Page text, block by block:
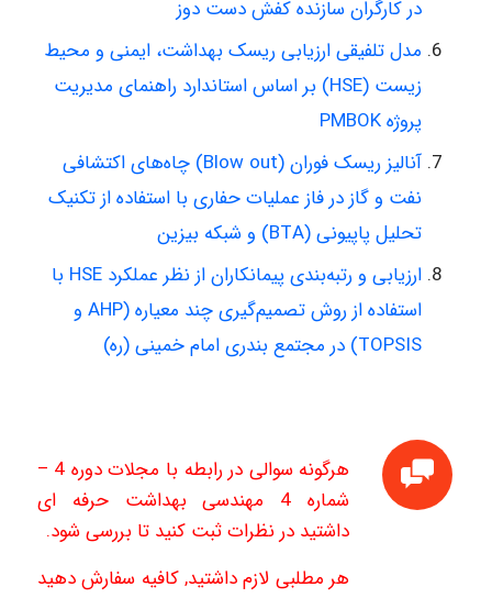
در کارگران سازنده کفش دست دوز
مدل تلفیقی ارزیابی ریسک بهداشت، ایمنی و محیط
زیست (HSE) بر اساس استاندارد راهنمای مدیریت
پروژه PMBOK
آنالیز ریسک فوران (Blow out) چاه‌های اکتشافی
نفت و گاز در فاز عملیات حفاری با استفاده از تکنیک
تحلیل پاپیونی (BTA) و شبکه بیزین
ارزیابی و رتبه‌بندی پیمانکاران از نظر عملکرد HSE با
استفاده از روش تصمیم‌گیری چند معیاره (AHP و
TOPSIS) در مجتمع بندری امام خمینی (ره)
هرگونه سوالی در رابطه با مجلات دوره 4 –
شماره 4 مهندسی بهداشت حرفه ای
داشتید در نظرات ثبت کنید تا بررسی شود.
هر مطلبی لازم داشتید, کافیه سفارش دهید